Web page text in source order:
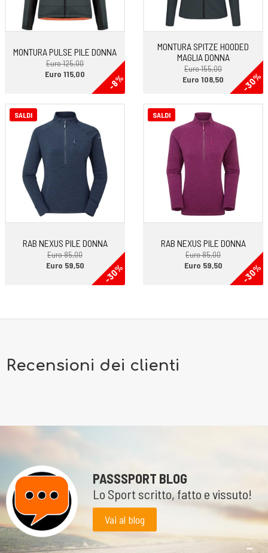
MONTURA PULSE PILE DONNA
Euro 125,00
-8%
Euro 115,00
MONTURA SPITZE HOODED
MAGLIA DONNA
Euro 155,00
-30%
Euro 108,50
SALDI
RAB NEXUS PILE DONNA
Euro 85,00
-30%
Euro 59,50
SALDI
RAB NEXUS PILE DONNA
Euro 85,00
-30%
Euro 59,50
Recensioni dei clienti
PASSSPORT BLOG
Lo Sport scritto, fatto e vissuto!
Vai al blog